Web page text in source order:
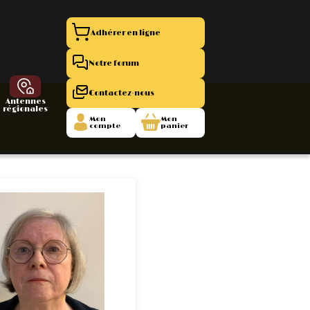
Boutique
11
1952
1955
Antennes
régionales
Adhérer en ligne
Notre forum
Contactez-nous
Mon
compte
Mon
panier